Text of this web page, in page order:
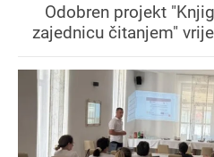
Odobren projekt
zajednicu čitanjem"